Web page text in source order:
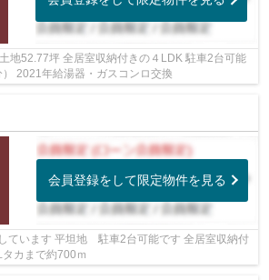
地52.77坪 全居室収納付きの４LDK 駐車2台可能
） 2021年給湯器・ガスコンロ交換
会員登録をして限定物件を見る
ています 平坦地 駐車2台可能です 全居室収納付
カまで約700ｍ